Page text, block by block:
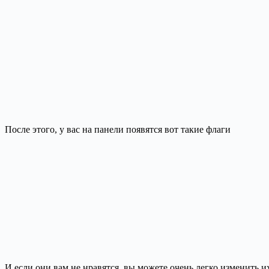
После этого, у вас на панели появятся вот такие флаги